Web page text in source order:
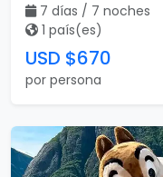
7 días / 7 noches
1 país(es)
USD $670
por persona